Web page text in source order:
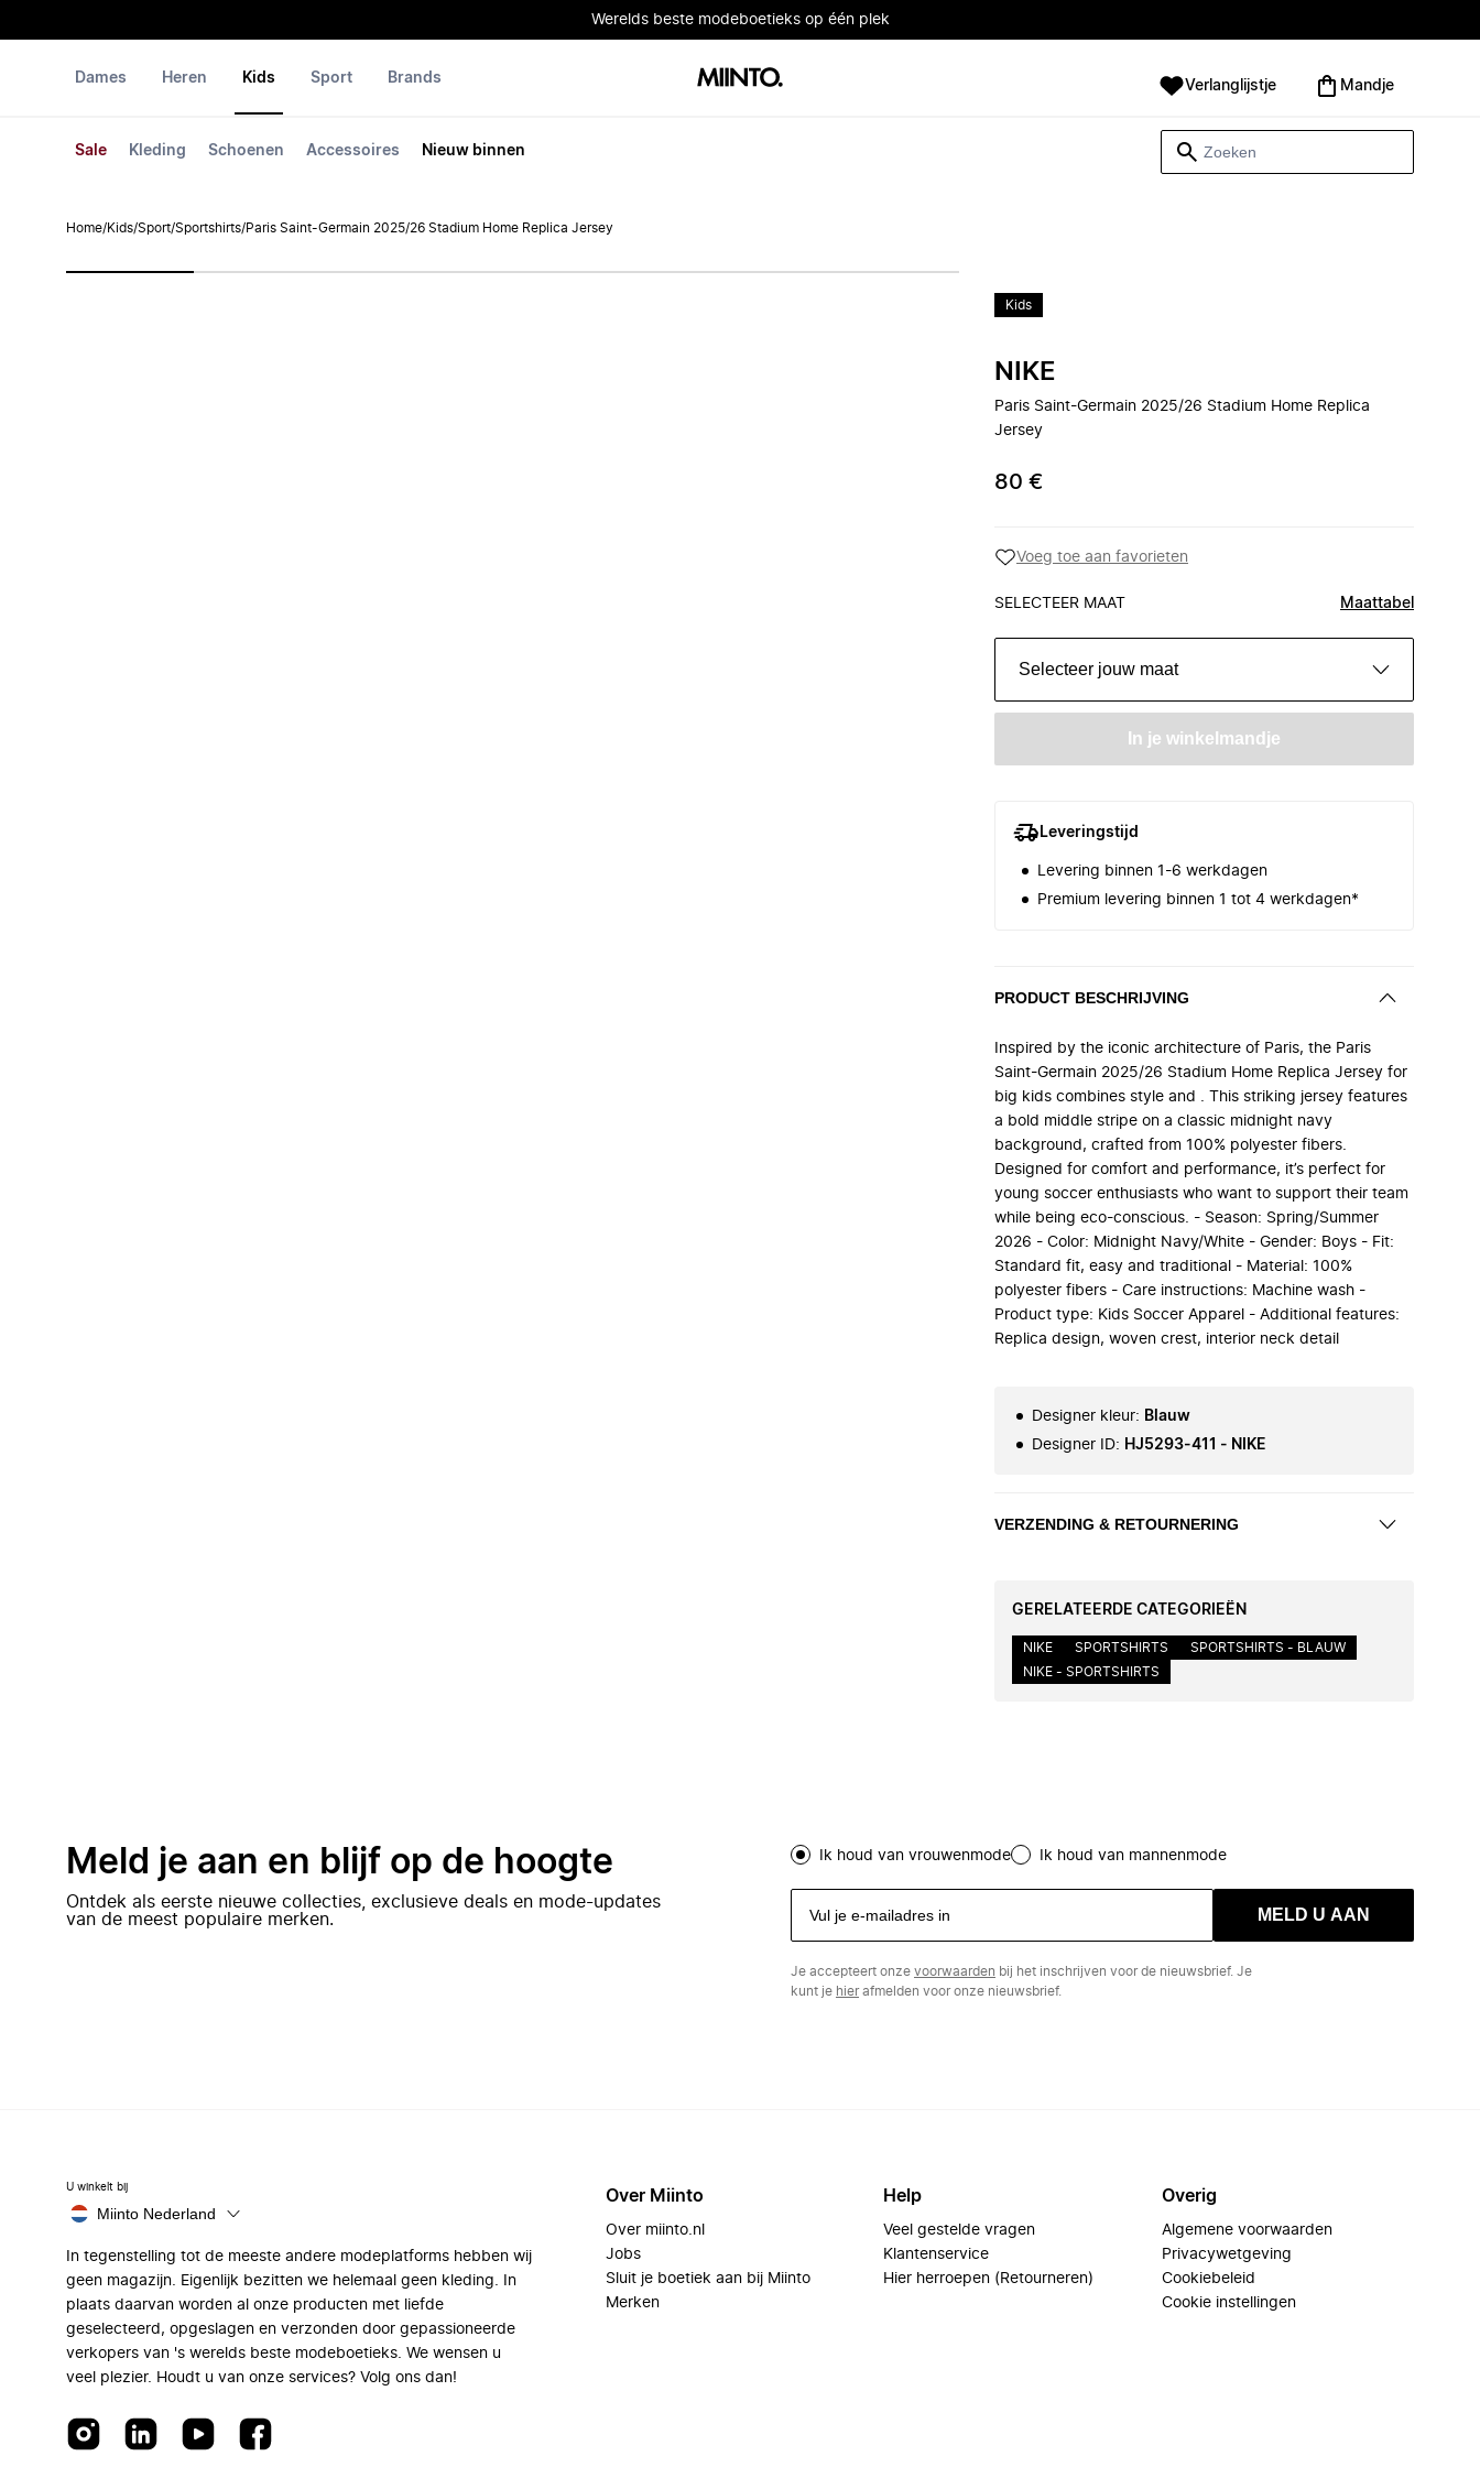
Werelds beste modeboetieks op één plek
Dames Heren Kids
Sale Kleding Schoenen Accessoires Nieuw binnen
Sport Brands Verlanglijstje Mandje
Home/Kids/Sport/Sportshirts/Paris Saint-Germain 2025/26 Stadium Home Replica Jersey
Kids
NIKE
Paris Saint-Germain 2025/26 Stadium Home Replica
Jersey
80 €
Voeg toe aan favorieten
SELECTEER MAAT Maattabel
Selecteer jouw maat
In je winkelmandje
Leveringstijd
Levering binnen 1-6 werkdagen
Premium levering binnen 1 tot 4 werkdagen*
PRODUCT BESCHRIJVING
Inspired by the iconic architecture of Paris, the Paris
Saint-Germain 2025/26 Stadium Home Replica Jersey for
big kids combines style and . This striking jersey features
a bold middle stripe on a classic midnight navy
background, crafted from 100% polyester fibers.
Designed for comfort and performance, it’s perfect for
young soccer enthusiasts who want to support their team
while being eco-conscious. - Season: Spring/Summer
2026 - Color: Midnight Navy/White - Gender: Boys - Fit:
Standard fit, easy and traditional - Material: 100%
polyester fibers - Care instructions: Machine wash -
Product type: Kids Soccer Apparel - Additional features:
Replica design, woven crest, interior neck detail
Designer kleur: Blauw
Designer ID: HJ5293-411 - NIKE
VERZENDING & RETOURNERING
GERELATEERDE CATEGORIEËN
NIKE SPORTSHIRTS
SPORTSHIRTS - BLAUW
NIKE - SPORTSHIRTS
Meld je aan en blijf op de hoogte
Ontdek als eerste nieuwe collecties, exclusieve deals en mode-updates
van de meest populaire merken.
Ik houd van vrouwenmode Ik houd van mannenmode
MELD U AAN
Je accepteert onze voorwaarden bij het inschrijven voor de nieuwsbrief. Je
kunt je hierafmelden voor onze nieuwsbrief.
U winkelt bij
Miinto Nederland
In tegenstelling tot de meeste andere modeplatforms hebben wij
geen magazijn. Eigenlijk bezitten we helemaal geen kleding. In
plaats daarvan worden al onze producten met liefde
geselecteerd, opgeslagen en verzonden door gepassioneerde
verkopers van 's werelds beste modeboetieks. We wensen u
veel plezier. Houdt u van onze services? Volg ons dan!
Over Miinto
Over miinto.nl
Jobs
Sluit je boetiek aan bij Miinto
Merken
Help
Veel gestelde vragen
Klantenservice
Hier herroepen (Retourneren)
Overig
Algemene voorwaarden
Privacywetgeving
Cookiebeleid
Cookie instellingen